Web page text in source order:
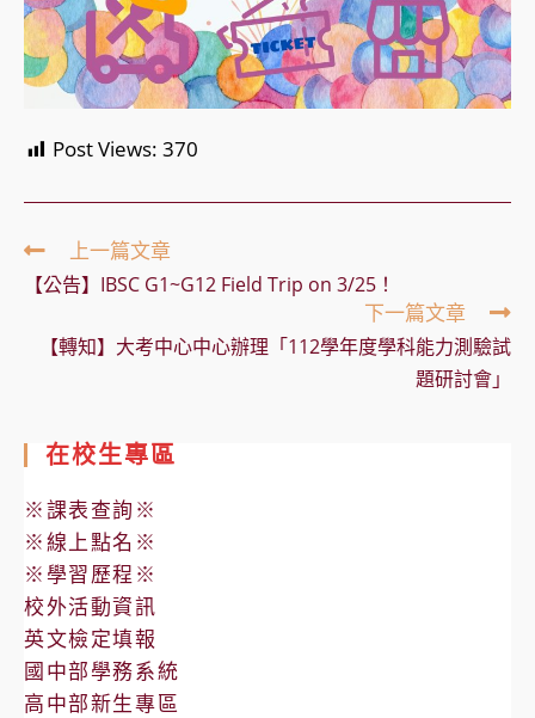
Post Views: 370
Read
more
articles
上一篇文章
【公告】IBSC G1~G12 Field Trip on 3/25！
下一篇文章
【轉知】大考中心中心辦理「112學年度學科能力測驗試
題研討會」
在校生專區
※課表查詢※
※線上點名※
※學習歷程※
校外活動資訊
英文檢定填報
國中部學務系統
高中部新生專區